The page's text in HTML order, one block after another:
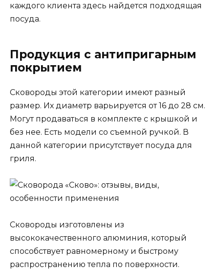
каждого клиента здесь найдется подходящая
посуда.
Продукция с антипригарным
покрытием
Сковороды этой категории имеют разный
размер. Их диаметр варьируется от 16 до 28 см.
Могут продаваться в комплекте с крышкой и
без нее. Есть модели со съемной ручкой. В
данной категории присутствует посуда для
гриля.
Сковороды изготовлены из
высококачественного алюминия, который
способствует равномерному и быстрому
распространению тепла по поверхности.